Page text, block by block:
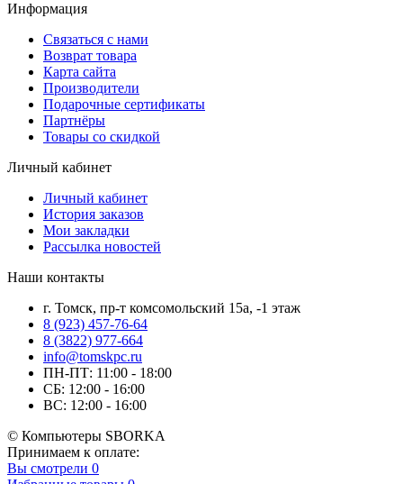
Информация
Связаться с нами
Возврат товара
Карта сайта
Производители
Подарочные сертификаты
Партнёры
Товары со скидкой
Личный кабинет
Личный кабинет
История заказов
Мои закладки
Рассылка новостей
Наши контакты
г. Томск, пр-т комсомольский 15а, -1 этаж
8 (923) 457-76-64
8 (3822) 977-664
info@tomskpc.ru
ПН-ПТ: 11:00 - 18:00
СБ: 12:00 - 16:00
ВС: 12:00 - 16:00
© Компьютеры SBORKA
Принимаем к оплате:
Вы смотрели 0